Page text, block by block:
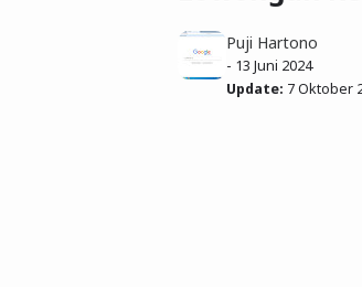
Puji Hartono
- 13 Juni 2024
Update: 7 Oktober